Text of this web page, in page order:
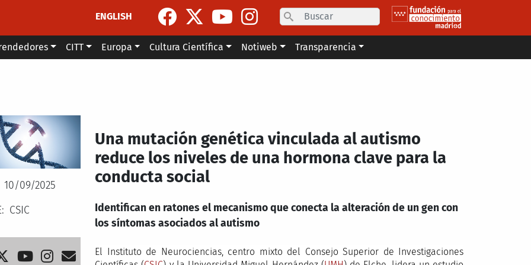
ENGLISH
Search
CITT Europa Cultura Científica Notiweb Transparencia
10/09/2025
CSIC
Una mutación genética vinculada al autismo
reduce los niveles de una hormona clave para la
conducta social
Identifican en ratones el mecanismo que conecta la alteración de un gen con
los síntomas asociados al autismo
El Instituto de Neurociencias, centro mixto del Consejo Superior de Investigaciones